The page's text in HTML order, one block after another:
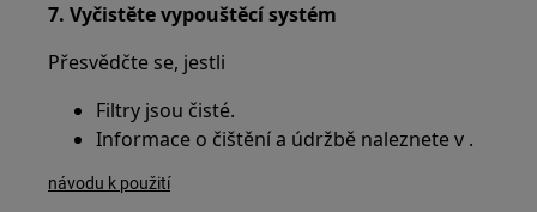
7. Vyčistěte vypouštěcí systém
Přesvědčte se, jestli
Filtry jsou čisté.
Informace o čištění a údržbě naleznete v .
návodu k použití